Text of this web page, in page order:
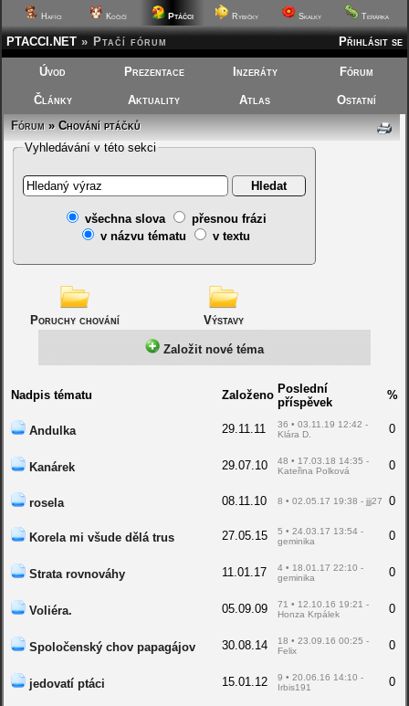
Hafíci Kočičí Ptáčci Rybičky Skalky Terárka
Přihlásit se
PTACCI.NET » Ptačí fórum
Úvod Prezentace Inzeráty Fórum
Články Aktuality Atlas
Ostatní
Fórum»Chování ptáčků
Vyhledávání v této sekci
všechna slova
přesnou frázi
v názvu tématu
v textu
Poruchy chování Výstavy
Založit nové téma
Nadpis tématu Založeno Poslední
příspěvek
%
Andulka 29.11.11
36 • 03.11.19 12:42 -
Klára D.
0
Kanárek 29.07.10
48 • 17.03.18 14:35 -
Kateřina Polková
0
rosela 08.11.10 8 • 02.05.17 19:38 - jjj27 0
Korela mi všude dělá trus 27.05.15
5 • 24.03.17 13:54 -
geminika
0
Strata rovnováhy 11.01.17
4 • 18.01.17 22:10 -
geminika
0
Voliéra. 05.09.09
71 • 12.10.16 19:21 -
Honza Krpálek
0
Spoločenský chov papagájov 30.08.14
18 • 23.09.16 00:25 -
Felix
0
jedovatí ptáci 15.01.12
9 • 20.06.16 14:10 -
Irbis191
0